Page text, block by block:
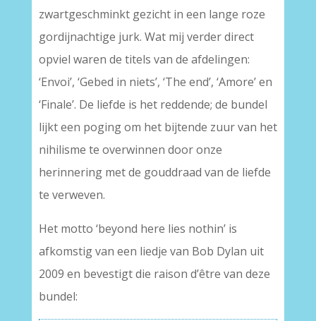
zwartgeschminkt gezicht in een lange roze
gordijnachtige jurk. Wat mij verder direct
opviel waren de titels van de afdelingen:
‘Envoi’, ‘Gebed in niets’, ‘The end’, ‘Amore’ en
‘Finale’. De liefde is het reddende; de bundel
lijkt een poging om het bijtende zuur van het
nihilisme te overwinnen door onze
herinnering met de gouddraad van de liefde
te verweven.
Het motto ‘beyond here lies nothin’ is
afkomstig van een liedje van Bob Dylan uit
2009 en bevestigt die raison d’être van deze
bundel: